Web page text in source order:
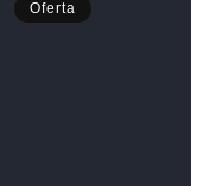
Oferta